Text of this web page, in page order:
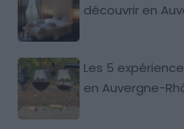
découvrir en
Les 5
en Auvergne-